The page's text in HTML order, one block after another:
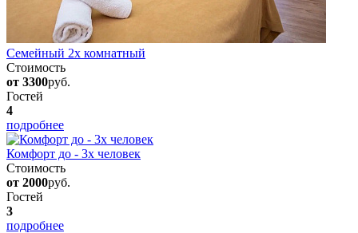
Семейный 2х комнатный
Стоимость
от 3300руб.
Гостей
4
подробнее
Комфорт до - 3х человек
Стоимость
от 2000руб.
Гостей
3
подробнее